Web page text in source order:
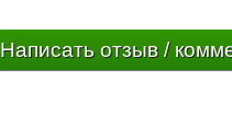
Написать отзыв /